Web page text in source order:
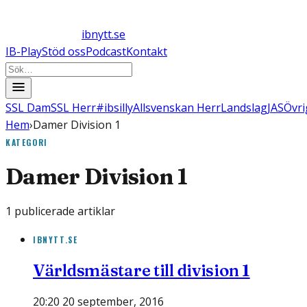
ibnytt.se
IB-PlayStöd ossPodcastKontakt
SSL DamSSL Herr#ibsillyAllsvenskan HerrLandslagJAS
Hem›Damer Division 1
KATEGORI
Damer Division 1
1 publicerade artiklar
IBNYTT.SE
Världsmästare till division 1
20:20 20 september, 2016